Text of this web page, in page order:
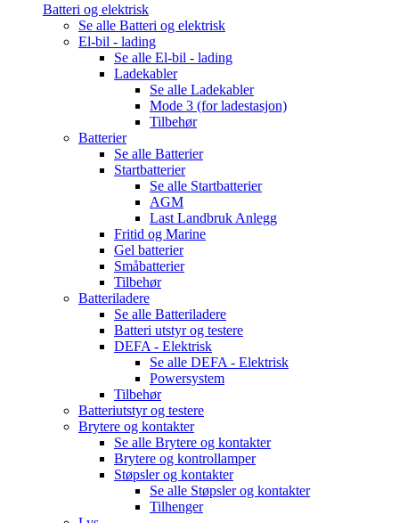
Batteri og elektrisk
Se alle Batteri og elektrisk
El-bil - lading
Se alle El-bil - lading
Ladekabler
Se alle Ladekabler
Mode 3 (for ladestasjon)
Tilbehør
Batterier
Se alle Batterier
Startbatterier
Se alle Startbatterier
AGM
Last Landbruk Anlegg
Fritid og Marine
Gel batterier
Småbatterier
Tilbehør
Batteriladere
Se alle Batteriladere
Batteri utstyr og testere
DEFA - Elektrisk
Se alle DEFA - Elektrisk
Powersystem
Tilbehør
Batteriutstyr og testere
Brytere og kontakter
Se alle Brytere og kontakter
Brytere og kontrollamper
Støpsler og kontakter
Se alle Støpsler og kontakter
Tilhenger